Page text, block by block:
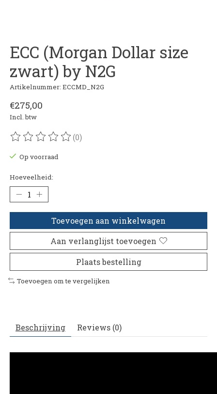
ECC (Morgan Dollar size
zwart) by N2G
Artikelnummer: ECCMD_N2G
€275,00
Incl. btw
De beoordeling van dit product is
(0)
Op voorraad
Hoeveelheid:
Toevoegen aan winkelwagen
Aan verlanglijst toevoegen
Plaats bestelling
Toevoegen om te vergelijken
Beschrijving Reviews (0)